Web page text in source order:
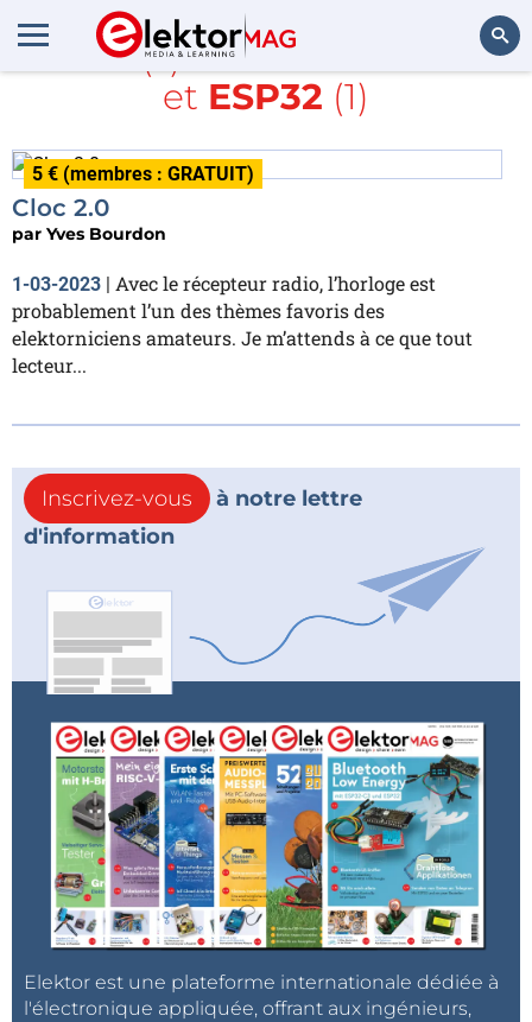
Article(s) avec la balise
RTC
et ESP32 (1)
5 € (membres : GRATUIT)
Cloc 2.0
par Yves Bourdon
1-03-2023 | Avec le récepteur radio, l’horloge est
probablement l’un des thèmes favoris des
elektorniciens amateurs. Je m’attends à ce que tout
lecteur...
Inscrivez-vous
à notre lettre
d'information
Elektor est une plateforme internationale dédiée à
l'électronique appliquée, offrant aux ingénieurs,